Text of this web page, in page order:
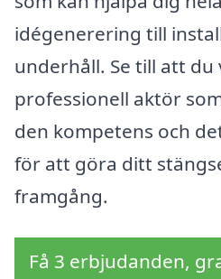
idégenerering till
underhåll. Se till att du
professionell aktör
den kompetens och
för att göra ditt
framgång.
Få 3 erbjudanden,